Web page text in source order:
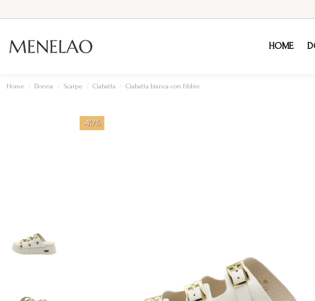
HOME
Home Donna Scarpe Ciabatta Ciabatta bianca con fibbie
-40%